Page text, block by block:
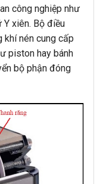
công nghiệp như
Y xiên. Bộ điều
khí nén cung cấp
piston hay bánh
bộ phận đóng